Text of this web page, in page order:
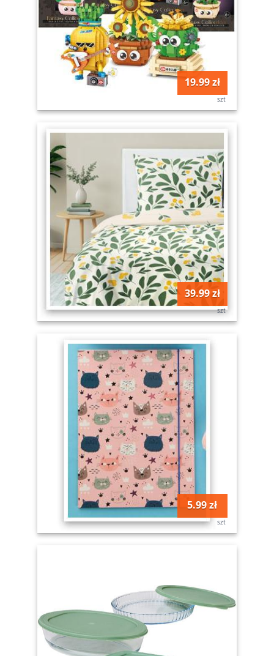
19.99 zł
szt
39.99 zł
szt
5.99 zł
szt